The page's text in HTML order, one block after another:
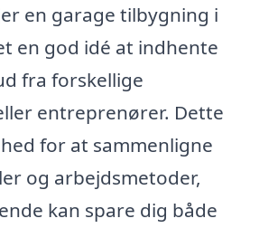
en garage tilbygning i
en god idé at indhente
fra forskellige
entreprenører. Dette
for at sammenligne
og arbejdsmetoder,
kan spare dig både